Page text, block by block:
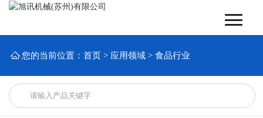
您的当前位置： 首页 > 应用领域 > 食品行业